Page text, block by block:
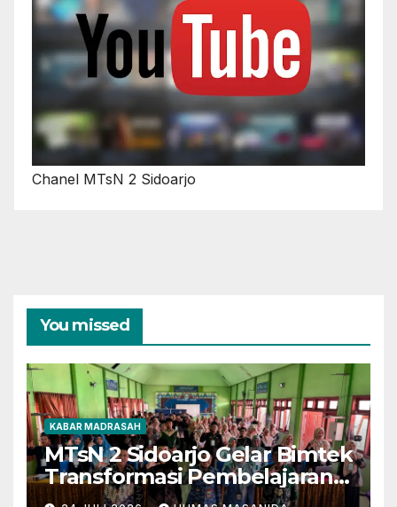
Chanel MTsN 2 Sidoarjo
You missed
KABAR MADRASAH
MTsN 2 Sidoarjo Gelar Bimtek
Transformasi Pembelajaran
Berbasis AI dan Deep